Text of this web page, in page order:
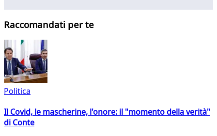
Raccomandati per te
Politica
Il Covid, le mascherine, l'onore: il "momento della verità"
di Conte